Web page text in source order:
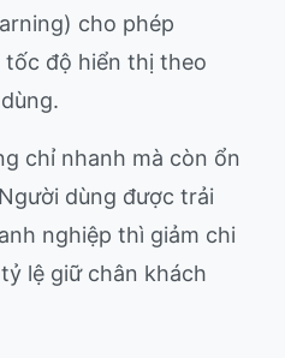
cho phép
tốc độ hiển thị theo
chỉ nhanh mà còn ổn
dùng được trải
nghiệp thì giảm chi
lệ giữ chân khách